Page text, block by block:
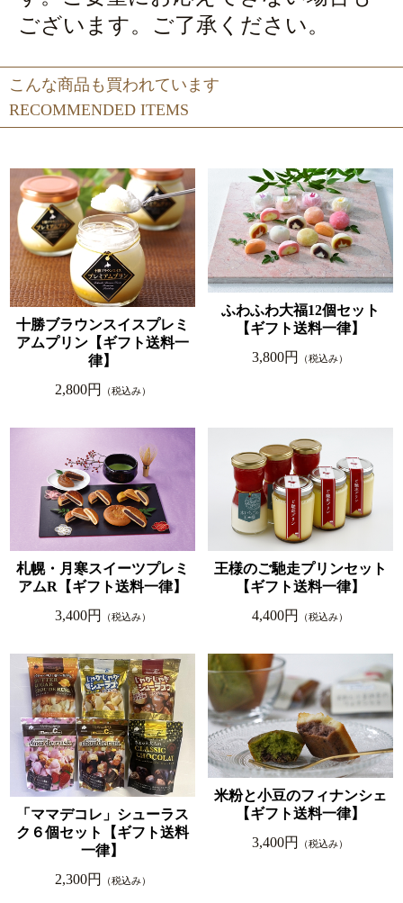
ございます。ご了承ください。
RECOMMENDED ITEMS
こんな商品も買われています
十勝ブラウンスイスプレミ
アムプリン【ギフト送料一
律】
2,800円
（税込み）
ふわふわ大福12個セット
【ギフト送料一律】
3,800円
（税込み）
札幌・月寒スイーツプレミ
アムR【ギフト送料一律】
3,400円
（税込み）
王様のご馳走プリンセット
【ギフト送料一律】
4,400円
（税込み）
「ママデコレ」シューラス
ク６個セット【ギフト送料
一律】
2,300円
（税込み）
米粉と小豆のフィナンシェ
【ギフト送料一律】
3,400円
（税込み）